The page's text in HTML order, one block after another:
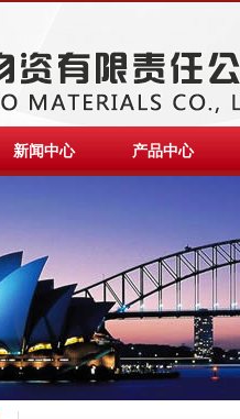
新闻中心 产品中心